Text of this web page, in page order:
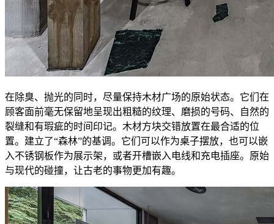
在除臭、抛光的同时，尽量保持木材广场的原始状态。它们在
顾客面前毫无保留地呈现出粗糙的纹理、磨损的号码、自然的
裂缝和有瑕疵的时间印记。木材方块交错放置在最合适的位
置。建立了“森林”的基调。它们可以作为桌子摆放，也可以嵌
入不锈钢板作为展示架，或者开槽嵌入电线和充电插座。原始
与现代的碰撞，让古老的事物更加有趣。